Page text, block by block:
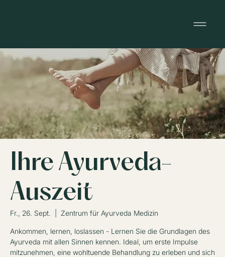
Ihre Ayurveda-
Auszeit
Fr., 26. Sept. Zentrum für Ayurveda Medizin
Ankommen, lernen, loslassen - Lernen Sie die Grundlagen des
Ayurveda mit allen Sinnen kennen. Ideal, um erste Impulse
mitzunehmen, eine wohltuende Behandlung zu erleben und sich